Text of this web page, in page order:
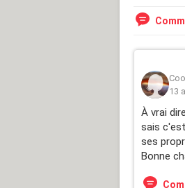
13
À vrai
sais
ses
Bonne